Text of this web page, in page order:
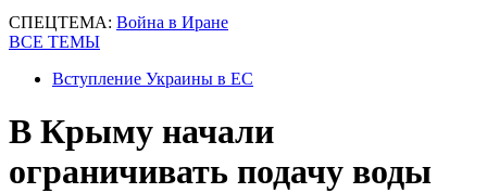
СПЕЦТЕМА: Война в Иране
ВСЕ ТЕМЫ
Вступление Украины в ЕС
В Крыму начали
ограничивать подачу воды